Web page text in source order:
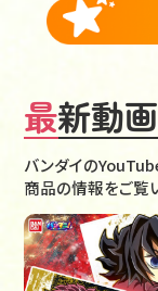
最新動画
バンダイの
商品の情報をご覧